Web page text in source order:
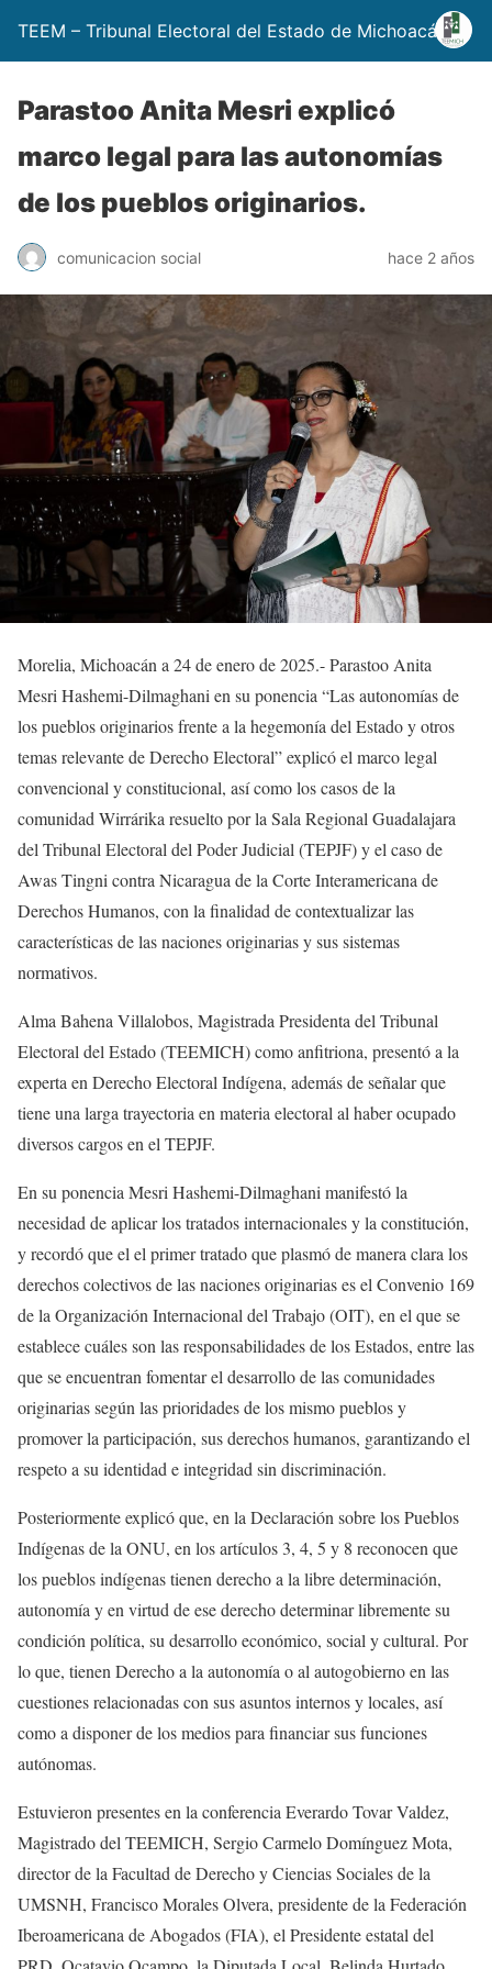
TEEM – Tribunal Electoral del Estado de Michoacán
Parastoo Anita Mesri explicó
marco legal para las autonomías
de los pueblos originarios.
comunicacion social hace 2 años
Morelia, Michoacán a 24 de enero de 2025.- Parastoo Anita
Mesri Hashemi-Dilmaghani en su ponencia “Las autonomías de
los pueblos originarios frente a la hegemonía del Estado y otros
temas relevante de Derecho Electoral” explicó el marco legal
convencional y constitucional, así como los casos de la
comunidad Wirrárika resuelto por la Sala Regional Guadalajara
del Tribunal Electoral del Poder Judicial (TEPJF) y el caso de
Awas Tingni contra Nicaragua de la Corte Interamericana de
Derechos Humanos, con la finalidad de contextualizar las
características de las naciones originarias y sus sistemas
normativos.
Alma Bahena Villalobos, Magistrada Presidenta del Tribunal
Electoral del Estado (TEEMICH) como anfitriona, presentó a la
experta en Derecho Electoral Indígena, además de señalar que
tiene una larga trayectoria en materia electoral al haber ocupado
diversos cargos en el TEPJF.
En su ponencia Mesri Hashemi-Dilmaghani manifestó la
necesidad de aplicar los tratados internacionales y la constitución,
y recordó que el el primer tratado que plasmó de manera clara los
derechos colectivos de las naciones originarias es el Convenio 169
de la Organización Internacional del Trabajo (OIT), en el que se
establece cuáles son las responsabilidades de los Estados, entre las
que se encuentran fomentar el desarrollo de las comunidades
originarias según las prioridades de los mismo pueblos y
promover la participación, sus derechos humanos, garantizando el
respeto a su identidad e integridad sin discriminación.
Posteriormente explicó que, en la Declaración sobre los Pueblos
Indígenas de la ONU, en los artículos 3, 4, 5 y 8 reconocen que
los pueblos indígenas tienen derecho a la libre determinación,
autonomía y en virtud de ese derecho determinar libremente su
condición política, su desarrollo económico, social y cultural. Por
lo que, tienen Derecho a la autonomía o al autogobierno en las
cuestiones relacionadas con sus asuntos internos y locales, así
como a disponer de los medios para financiar sus funciones
autónomas.
Estuvieron presentes en la conferencia Everardo Tovar Valdez,
Magistrado del TEEMICH, Sergio Carmelo Domínguez Mota,
director de la Facultad de Derecho y Ciencias Sociales de la
UMSNH, Francisco Morales Olvera, presidente de la Federación
Iberoamericana de Abogados (FIA), el Presidente estatal del